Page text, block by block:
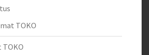
TOKO
TOKO